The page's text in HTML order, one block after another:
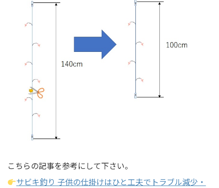
こちらの記事を参考にして下さい。
サビキ釣り 子供の仕掛けはひと工夫でトラブル減少・